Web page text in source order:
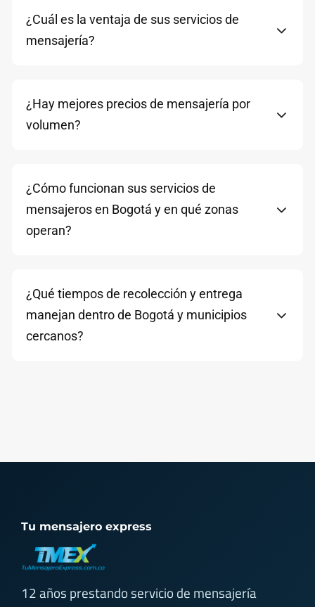
¿Cuál es la ventaja de sus servicios de
mensajería?
¿Hay mejores precios de mensajería por
volumen?
¿Cómo funcionan sus servicios de
mensajeros en Bogotá y en qué zonas
operan?
¿Qué tiempos de recolección y entrega
manejan dentro de Bogotá y municipios
cercanos?
Tu mensajero express
12 años prestando servicio de mensajería